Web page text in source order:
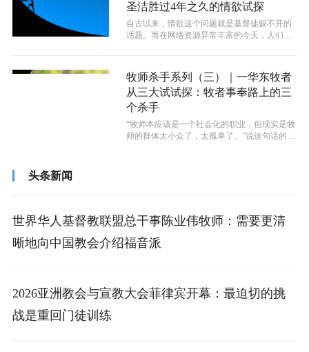
圣洁胜过4年之久的情欲试探
自古以来，情欲这个问题就是基督徒躲不开的
话题。而在网络资源异常丰富的今天，人们在
牧师杀手系列（三）｜一华东牧者
从三大试试探：牧者事奉路上的三
个杀手
“牧师本应该是一个社会化的职业，但现实是牧
师的群体太小众了，太孤单了。”说这句话的人
头条新闻
世界华人基督教联盟总干事陈业伟牧师：需要更清
晰地向中国教会介绍福音派
2026亚洲教会与宣教大会菲律宾开幕：最迫切的挑
战是重回门徒训练